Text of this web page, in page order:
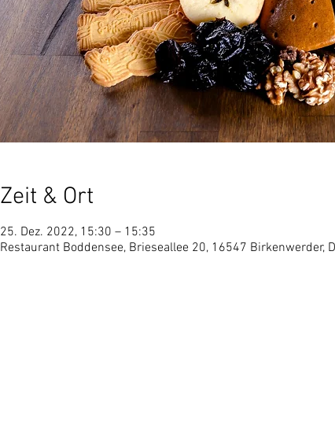
Zeit & Ort
25. Dez. 2022, 15:30 – 15:35
Restaurant Boddensee, Brieseallee 20, 16547 Birkenwerder,